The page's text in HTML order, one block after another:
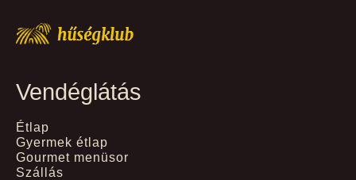
Vendéglátás
Étlap
Gyermek étlap
Gourmet menüsor
Szállás